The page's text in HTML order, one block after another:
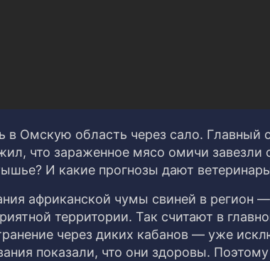
в Омскую область через сало. Главный
что зараженное мясо омичи завезли
И какие прогнозы дают
африканской чумы свиней в регион —
территории. Так считают в
через диких кабанов — уже
показали, что они здоровы. Поэтому